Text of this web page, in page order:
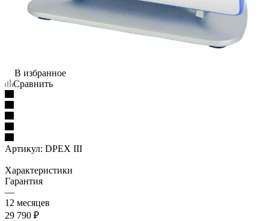
В избранное
Сравнить
Артикул: DPEX III
Характеристики
Гарантия
—
12 месяцев
29 790 ₽